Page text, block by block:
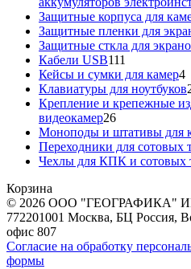
Защитные корпуса для
Защитные пленки для
Защитные сткла для
Кабели USB111
товаров
Кейсы и сумки для камер44
Клавиатуры для ноутбуков
Крепление и крепежные
видеокамер2626
товаров
Моноподы и штативы для
Переходники для сотовых
Чехлы для КПК и сотовых
Корзина
© 2026 ООО "ГЕОГРАФИКА"
772201001 Москва, БЦ Россия,
офис 807
Согласие на обработку
формы